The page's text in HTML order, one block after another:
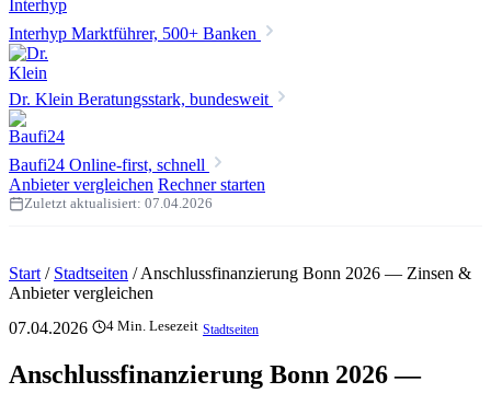
Interhyp Marktführer, 500+ Banken
Dr. Klein Beratungsstark, bundesweit
Baufi24 Online-first, schnell
Anbieter vergleichen Rechner starten
Zuletzt aktualisiert: 07.04.2026
Start / Stadtseiten / Anschlussfinanzierung Bonn 2026 — Zinsen &
Anbieter vergleichen
07.04.2026
4 Min. Lesezeit Stadtseiten
Anschlussfinanzierung Bonn 2026 —